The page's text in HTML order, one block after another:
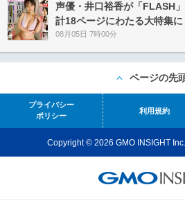
声優・井口裕香が「FLASH
計18ページにわたる大特集に
08月05日 7時00分
ページの先
プライバシー
ポリシー
利用規約
Copyright © 2026 GMO INSIGHT